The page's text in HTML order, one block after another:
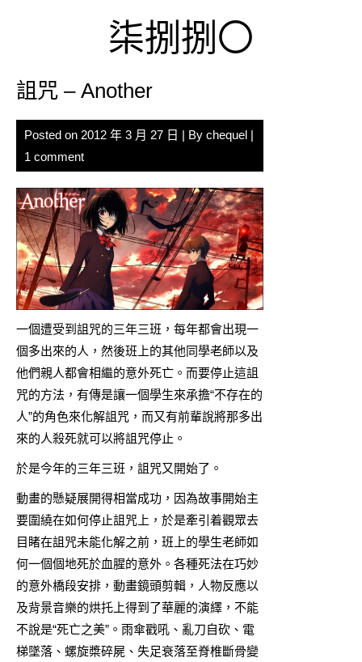
柒捌捌〇
詛咒 – Another
Posted on 2012 年 3 月 27 日 | By chequel |
1 comment
一個遭受到詛咒的三年三班，每年都會出現一
個多出來的人，然後班上的其他同學老師以及
他們親人都會相繼的意外死亡。而要停止這詛
咒的方法，有傳是讓一個學生來承擔“不存在的
人”的角色來化解詛咒，而又有前輩說將那多出
來的人殺死就可以將詛咒停止。
於是今年的三年三班，詛咒又開始了。
動畫的懸疑展開得相當成功，因為故事開始主
要圍繞在如何停止詛咒上，於是牽引着觀眾去
目睹在詛咒未能化解之前，班上的學生老師如
何一個個地死於血腥的意外。各種死法在巧妙
的意外橋段安排，動畫鏡頭剪輯，人物反應以
及背景音樂的烘托上得到了華麗的演繹，不能
不說是“死亡之美”。雨傘戳吼、亂刀自砍、電
梯墜落、螺旋槳碎屍、失足衰落至脊椎斷骨變